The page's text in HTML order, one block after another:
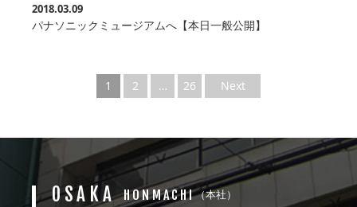
2018.03.09
パナソニックミュージアムへ【本日一般公開】
1 2 … 26 Next
OSAKA HONMACHI（本社）